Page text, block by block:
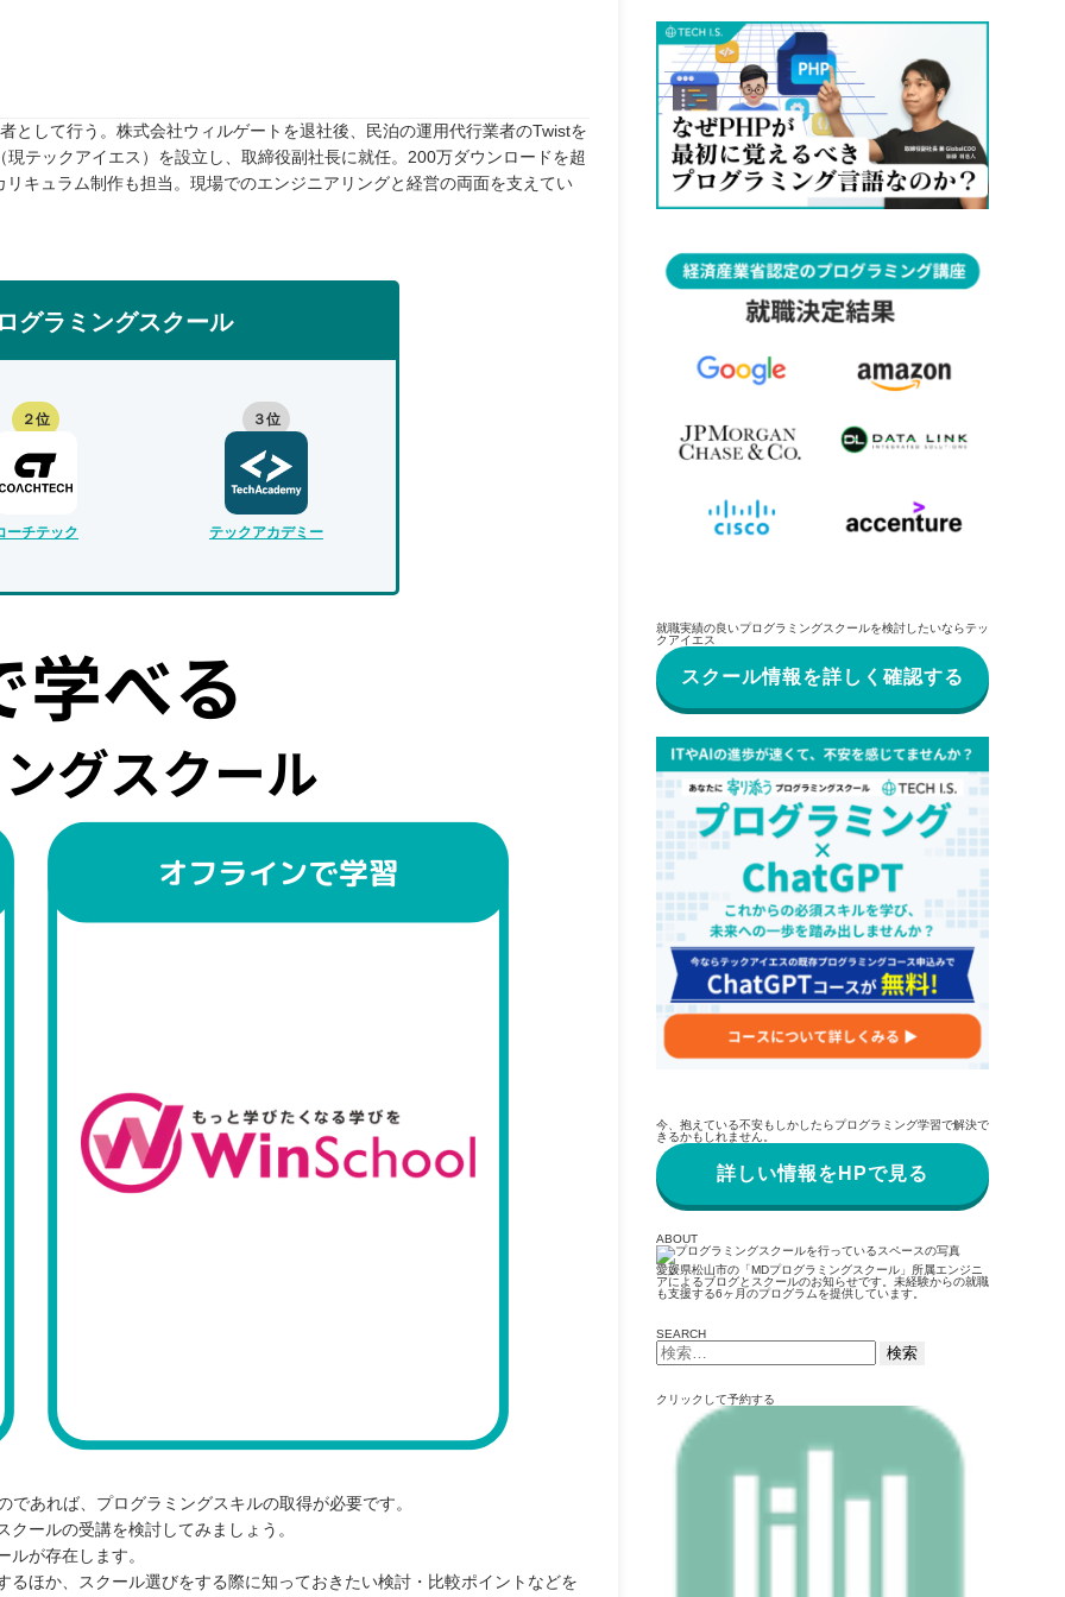
として行う。株式会社ウィルゲートを退社後、民泊の運用代行業者のTwistを
テックアイエス）を設立し、取締役副社長に就任。200万ダウンロードを超
キュラム制作も担当。現場でのエンジニアリングと経営の両面を支えてい
グラミングスクール
２位
ーチテック
３位
テックアカデミー
あれば、プログラミングスキルの取得が必要です。
ールの受講を検討してみましょう。
が存在します。
ほか、スクール選びをする際に知っておきたい検討・比較ポイントなどを
就職実績の良いプログラミングスクールを検討したいならテッ
クアイエス
スクール情報を詳しく確認する
今、抱えている不安もしかしたらプログラミング学習で解決で
きるかもしれません。
詳しい情報をHPで見る
ABOUT
愛媛県松山市の「MDプログラミングスクール」所属エンジニ
アによるブログとスクールのお知らせです。未経験からの就職
も支援する6ヶ月のプログラムを提供しています。
SEARCH
検
索:
クリックして予約する